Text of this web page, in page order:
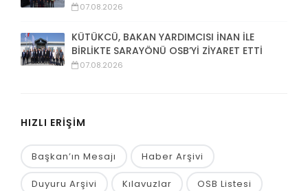
07.08.2026
KÜTÜKCÜ, BAKAN YARDIMCISI İNAN İLE
BİRLİKTE SARAYÖNÜ OSB’Yİ ZİYARET ETTİ
07.08.2026
HIZLI ERİŞİM
Başkan’ın Mesajı Haber Arşivi
Duyuru Arşivi Kılavuzlar OSB Listesi